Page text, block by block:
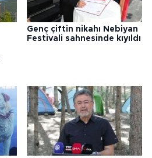
Genç çiftin nikahı Nebiyan
Festivali sahnesinde kıyıldı